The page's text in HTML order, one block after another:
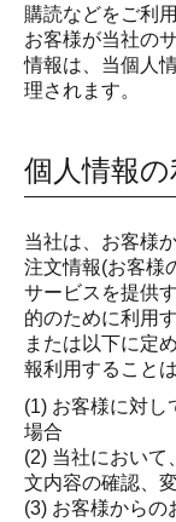
購読などをご利
お客様が当社の
情報は、当個人
理されます。
個人情報
当社は、お客様
注文情報(お客様
サービスを提供
的のために利用
または以下に定
報利用すること
(1) お客様に対し
場合
(2) 当社において
文内容の確認、
(3) お客様からの